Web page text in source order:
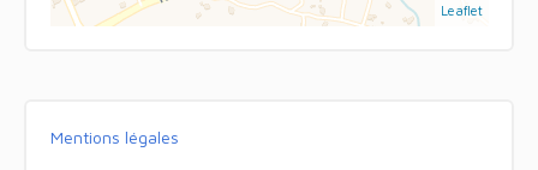
Leaflet
Mentions légales